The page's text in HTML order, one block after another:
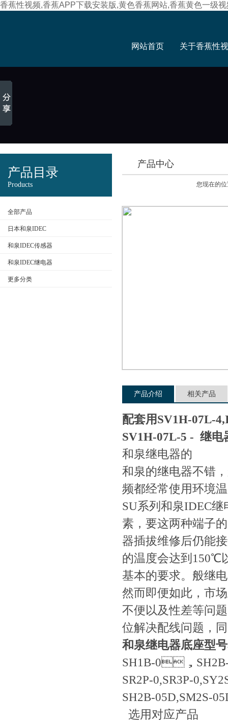
香蕉性视频,香蕉APP下载安装版,黄色香蕉网站,香蕉黄色一级视
网站首页 关于香蕉性
产品目录
Products
全部产品
日本和泉IDEC
和泉IDEC传感器
和泉IDEC继电器
更多分类
产品中心
您现在的位置
产品介绍 相关产品
配套用SV1H-07L-
SV1H-07L-5 - 继电
和泉继电器的
和泉的继电器不错
频都经常使用环境温
SU系列和泉IDEC
素，要这两种端子
器插拔维修后仍能接
的温度会达到150℃以
基本的要求。般
然而即便如此，市
不便以及性差等问题
位解决配线问题，
和泉继电器底座型
SH1B-0，
SR2P-0,SR3P-
SH2B-05D,SM2S-
选用对应产品